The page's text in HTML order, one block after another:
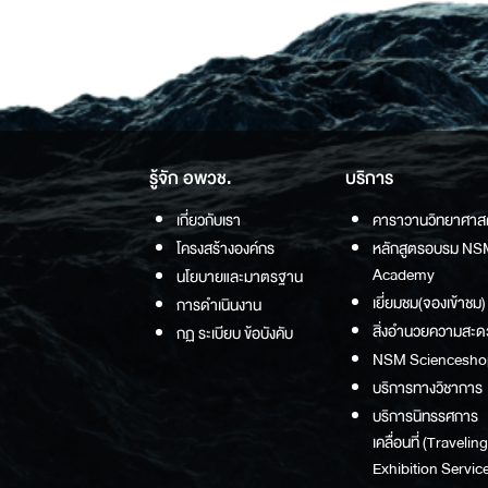
รู้จัก อพวช.
เกี่ยวกับเรา
โครงสร้างองค์กร
นโยบายและมาตรฐาน
การดำเนินงาน
กฏ ระเบียบ ข้อบังคับ
บริการ
คาราวานวิทยาศา
หลักสูตรอบรม
Academy
เยี่ยมชม(จองเข้าชม)
สิ่งอำนวยความสะ
NSM
บริการทางวิชาการ
บริการนิทรรศการ
เคลื่อนที่ (Traveling
Exhibition